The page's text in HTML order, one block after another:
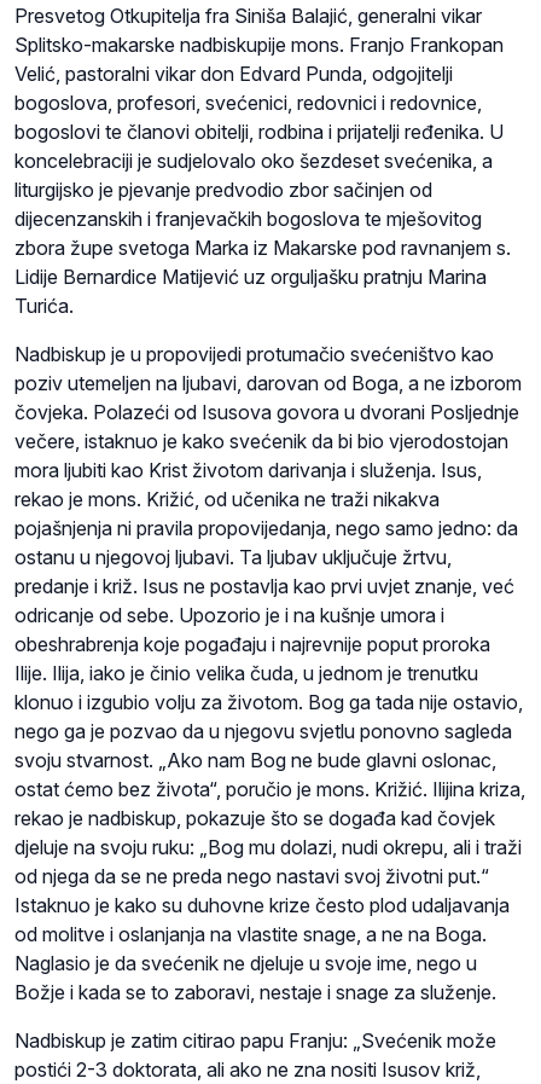
Presvetog Otkupitelja fra Siniša Balajić, generalni vikar
Splitsko-makarske nadbiskupije mons. Franjo Frankopan
Velić, pastoralni vikar don Edvard Punda, odgojitelji
bogoslova, profesori, svećenici, redovnici i redovnice,
bogoslovi te članovi obitelji, rodbina i prijatelji ređenika. U
koncelebraciji je sudjelovalo oko šezdeset svećenika, a
liturgijsko je pjevanje predvodio zbor sačinjen od
dijecenzanskih i franjevačkih bogoslova te mješovitog
zbora župe svetoga Marka iz Makarske pod ravnanjem s.
Lidije Bernardice Matijević uz orguljašku pratnju Marina
Turića.
Nadbiskup je u propovijedi protumačio svećeništvo kao
poziv utemeljen na ljubavi, darovan od Boga, a ne izborom
čovjeka. Polazeći od Isusova govora u dvorani Posljednje
večere, istaknuo je kako svećenik da bi bio vjerodostojan
mora ljubiti kao Krist životom darivanja i služenja. Isus,
rekao je mons. Križić, od učenika ne traži nikakva
pojašnjenja ni pravila propovijedanja, nego samo jedno: da
ostanu u njegovoj ljubavi. Ta ljubav uključuje žrtvu,
predanje i križ. Isus ne postavlja kao prvi uvjet znanje, već
odricanje od sebe. Upozorio je i na kušnje umora i
obeshrabrenja koje pogađaju i najrevnije poput proroka
Ilije. Ilija, iako je činio velika čuda, u jednom je trenutku
klonuo i izgubio volju za životom. Bog ga tada nije ostavio,
nego ga je pozvao da u njegovu svjetlu ponovno sagleda
svoju stvarnost. „Ako nam Bog ne bude glavni oslonac,
ostat ćemo bez života“, poručio je mons. Križić. Ilijina kriza,
rekao je nadbiskup, pokazuje što se događa kad čovjek
djeluje na svoju ruku: „Bog mu dolazi, nudi okrepu, ali i traži
od njega da se ne preda nego nastavi svoj životni put.“
Istaknuo je kako su duhovne krize često plod udaljavanja
od molitve i oslanjanja na vlastite snage, a ne na Boga.
Naglasio je da svećenik ne djeluje u svoje ime, nego u
Božje i kada se to zaboravi, nestaje i snage za služenje.
Nadbiskup je zatim citirao papu Franju: „Svećenik može
postići 2-3 doktorata, ali ako ne zna nositi Isusov križ,